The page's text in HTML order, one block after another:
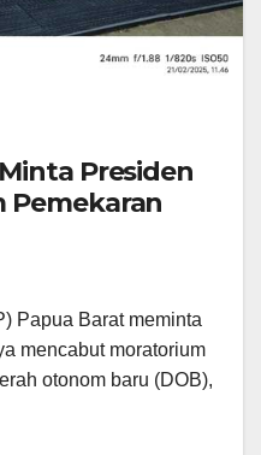
Presiden
Pemekaran
Papua Barat meminta
mencabut moratorium
otonom baru (DOB),